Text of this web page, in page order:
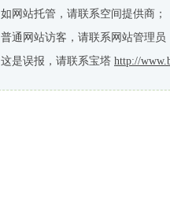
如网站托管，请联系空间提供商；
普通网站访客，请联系网站管理员
这是误报，请联系宝塔 http://